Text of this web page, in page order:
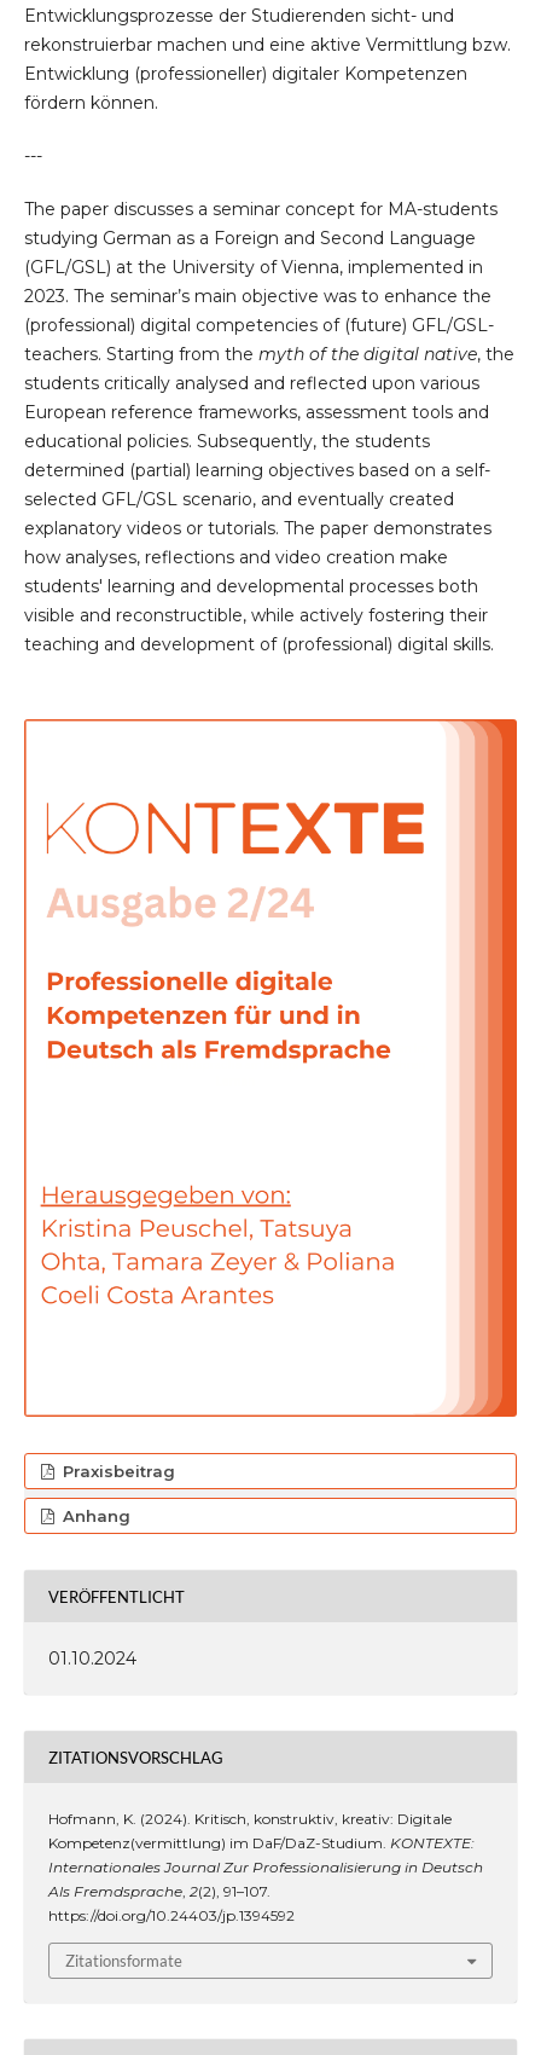
Entwicklungsprozesse der Studierenden sicht- und
rekonstruierbar machen und eine aktive Vermittlung bzw.
Entwicklung (professioneller) digitaler Kompetenzen
fördern können.
---
The paper discusses a seminar concept for MA-students
studying German as a Foreign and Second Language
(GFL/GSL) at the University of Vienna, implemented in
2023. The seminar’s main objective was to enhance the
(professional) digital competencies of (future) GFL/GSL-
teachers. Starting from the myth of the digital native, the
students critically analysed and reflected upon various
European reference frameworks, assessment tools and
educational policies. Subsequently, the students
determined (partial) learning objectives based on a self-
selected GFL/GSL scenario, and eventually created
explanatory videos or tutorials. The paper demonstrates
how analyses, reflections and video creation make
students' learning and developmental processes both
visible and reconstructible, while actively fostering their
teaching and development of (professional) digital skills.
Praxisbeitrag
Anhang
VERÖFFENTLICHT
01.10.2024
ZITATIONSVORSCHLAG
Hofmann, K. (2024). Kritisch, konstruktiv, kreativ: Digitale
Kompetenz(vermittlung) im DaF/DaZ-Studium. KONTEXTE:
Internationales Journal Zur Professionalisierung in Deutsch
Als Fremdsprache, 2(2), 91–107.
https://doi.org/10.24403/jp.1394592
Zitationsformate